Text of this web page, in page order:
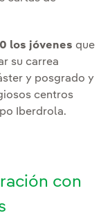
los jóvenes que
su carrea
y posgrado y
centros
Iberdrola.
con